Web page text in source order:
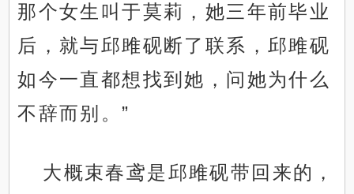
那个女生叫于莫莉，她三年前毕业
后，就与邱雎砚断了联系，邱雎砚
如今一直都想找到她，问她为什么
不辞而别。”
大概束春鸢是邱雎砚带回来的，